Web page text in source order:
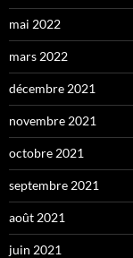
mai 2022
mars 2022
décembre 2021
novembre 2021
octobre 2021
septembre 2021
août 2021
juin 2021